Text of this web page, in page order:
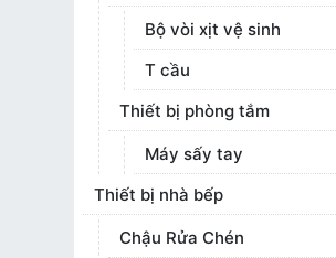
Bộ vòi xịt vệ sinh
T cầu
Thiết bị phòng tắm
Máy sấy tay
Thiết bị nhà bếp
Chậu Rửa Chén